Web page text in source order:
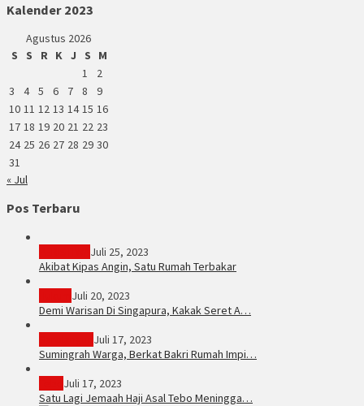
Kalender 2023
Agustus 2026
S
S R K J S
M
1
2
3
4 5 6 7 8
9
10 11 12 13 14 15 16
17 18 19 20 21 22 23
24 25 26 27 28 29 30
31
« Jul
Pos Terbaru
Juli 25, 2023
Akibat Kipas Angin, Satu Rumah Terbakar
Juli 20, 2023
Demi Warisan Di Singapura, Kakak Seret A…
Juli 17, 2023
Sumingrah Warga, Berkat Bakri Rumah Impi…
Juli 17, 2023
Satu Lagi Jemaah Haji Asal Tebo Meningga…